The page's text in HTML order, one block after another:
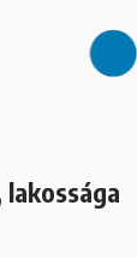
lakossága